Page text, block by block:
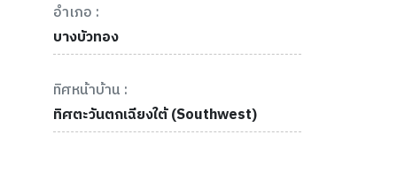
อำเภอ :
บางบัวทอง
ทิศหน้าบ้าน :
ทิศตะวันตกเฉียงใต้ (Southwest)